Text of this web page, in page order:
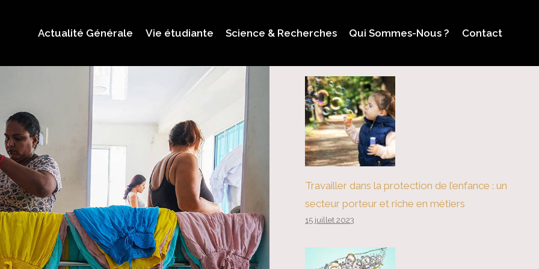
Actualité Générale Vie étudiante Science & Recherches Qui Sommes-Nous ? Contact
Travailler dans la protection de l’enfance : un
secteur porteur et riche en métiers
15 juillet 2023